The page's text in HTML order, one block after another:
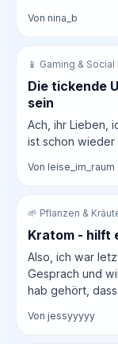
Von nina_b
📱 Gaming &
Die tickende
sein
Ach, ihr Lieben,
ist schon wieder
Von leise_im_raum
🌱 Pflanzen &
Kratom - hilft
Also, ich war
Gesprach und
hab gehört,
Von jessyyyyy